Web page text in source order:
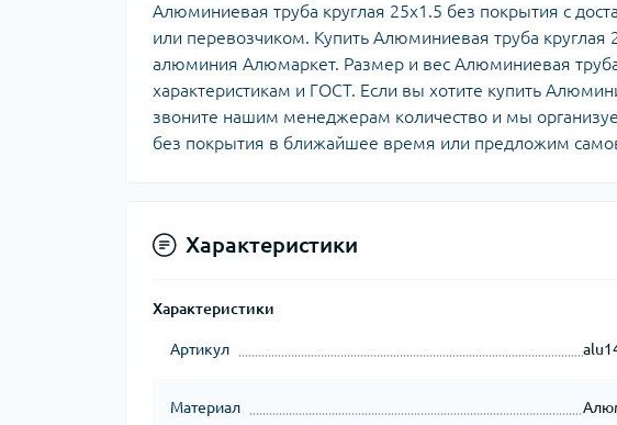
Алюминиевая труба круглая 25х1.5 без покрытия с
или перевозчиком. Купить Алюминиевая труба
алюминия Алюмаркет. Размер и вес Алюминиевая труба
характеристикам и ГОСТ. Если вы хотите купить
звоните нашим менеджерам количество и мы
без покрытия в ближайшее время или предложим
Характеристики
Характеристики
Артикул
Материал